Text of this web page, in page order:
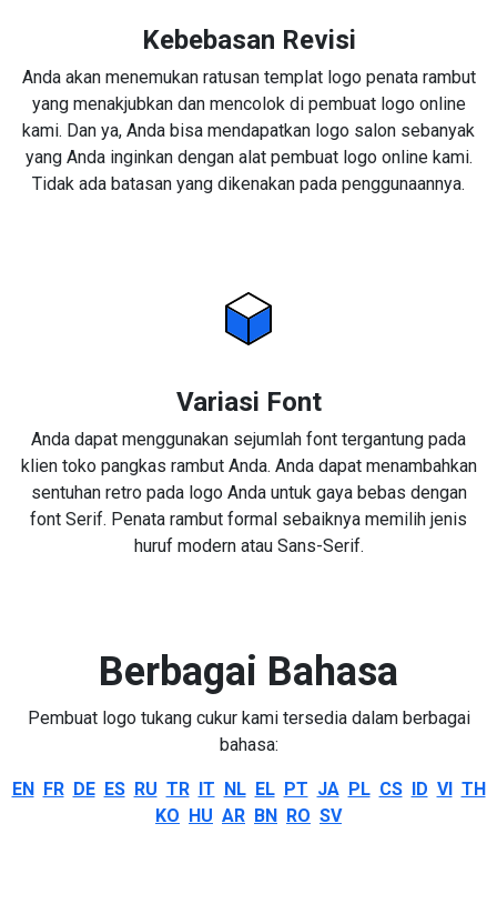
Kebebasan Revisi
Anda akan menemukan ratusan templat logo penata rambut
yang menakjubkan dan mencolok di pembuat logo online
kami. Dan ya, Anda bisa mendapatkan logo salon sebanyak
yang Anda inginkan dengan alat pembuat logo online kami.
Tidak ada batasan yang dikenakan pada penggunaannya.
Variasi Font
Anda dapat menggunakan sejumlah font tergantung pada
klien toko pangkas rambut Anda. Anda dapat menambahkan
sentuhan retro pada logo Anda untuk gaya bebas dengan
font Serif. Penata rambut formal sebaiknya memilih jenis
huruf modern atau Sans-Serif.
Berbagai Bahasa
Pembuat logo tukang cukur kami tersedia dalam berbagai
bahasa:
EN FR DE ES RU TR IT NL EL PT JA PL CS ID VI TH
KO HU AR BN RO SV